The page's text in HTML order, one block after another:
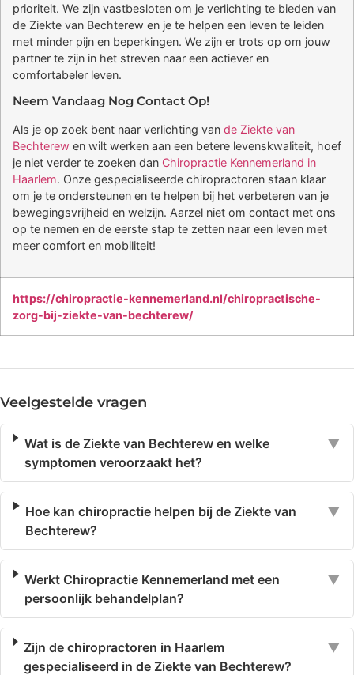
prioriteit. We zijn vastbesloten om je verlichting te bieden van
de Ziekte van Bechterew en je te helpen een leven te leiden
met minder pijn en beperkingen. We zijn er trots op om jouw
partner te zijn in het streven naar een actiever en
comfortabeler leven.
Neem Vandaag Nog Contact Op!
Als je op zoek bent naar verlichting van de Ziekte van
Bechterew en wilt werken aan een betere levenskwaliteit, hoef
je niet verder te zoeken dan Chiropractie Kennemerland in
Haarlem. Onze gespecialiseerde chiropractoren staan klaar
om je te ondersteunen en te helpen bij het verbeteren van je
bewegingsvrijheid en welzijn. Aarzel niet om contact met ons
op te nemen en de eerste stap te zetten naar een leven met
meer comfort en mobiliteit!
https://chiropractie-kennemerland.nl/chiropractische-
zorg-bij-ziekte-van-bechterew/
Veelgestelde vragen
Wat is de Ziekte van Bechterew en welke
symptomen veroorzaakt het?
▼
Hoe kan chiropractie helpen bij de Ziekte van
Bechterew?
▼
Werkt Chiropractie Kennemerland met een
persoonlijk behandelplan?
▼
Zijn de chiropractoren in Haarlem
gespecialiseerd in de Ziekte van Bechterew?
▼